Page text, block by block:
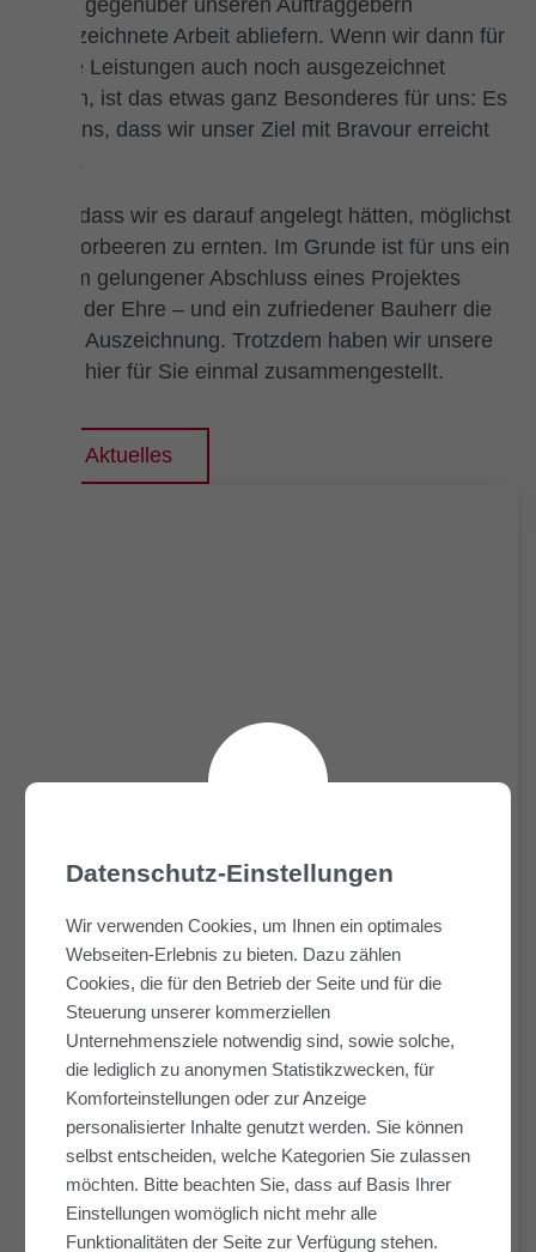
Arbeitgeber der Zukunft
Alfred Döpker führt das Prädikat „Arbeitgeber der
Zukunft“ vom Deutschen Innovationsinstitut für
Nachhaltigkeit und Digitalisierung (DIND). Das
Zertifikat gilt bis einschließlich 06/2024.
www.arbeitgeber-der-zukunft.de
wollen gegenüber unseren Auftraggebern
ausgezeichnete Arbeit abliefern. Wenn wir dann für
unsere Leistungen auch noch ausgezeichnet
werden, ist das etwas ganz Besonderes für uns: Es
zeigt uns, dass wir unser Ziel mit Bravour erreicht
haben.
Nicht, dass wir es darauf angelegt hätten, möglichst
viele Lorbeeren zu ernten. Im Grunde ist für uns ein
rundum gelungener Abschluss eines Projektes
genug der Ehre – und ein zufriedener Bauherr die
größte Auszeichnung. Trotzdem haben wir unsere
Preise hier für Sie einmal zusammengestellt.
Zu Aktuelles
Datenschutz-Einstellungen
Wir verwenden Cookies, um Ihnen ein optimales
Webseiten-Erlebnis zu bieten. Dazu zählen
Cookies, die für den Betrieb der Seite und für die
Steuerung unserer kommerziellen
Unternehmensziele notwendig sind, sowie solche,
die lediglich zu anonymen Statistikzwecken, für
Komforteinstellungen oder zur Anzeige
personalisierter Inhalte genutzt werden. Sie können
selbst entscheiden, welche Kategorien Sie zulassen
möchten. Bitte beachten Sie, dass auf Basis Ihrer
Einstellungen womöglich nicht mehr alle
Funktionalitäten der Seite zur Verfügung stehen.